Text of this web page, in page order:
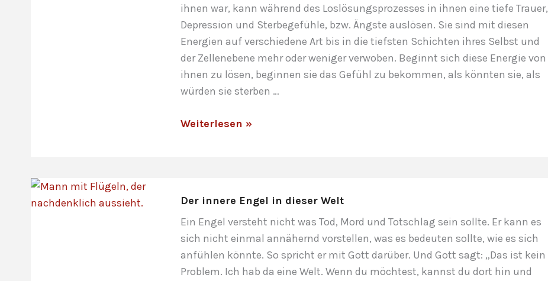
ihnen war, kann während des Loslösungsprozesses in ihnen eine tiefe Trauer,
Depression und Sterbegefühle, bzw. Ängste auslösen. Sie sind mit diesen
Energien auf verschiedene Art bis in die tiefsten Schichten ihres Selbst und
der Zellenebene mehr oder weniger verwoben. Beginnt sich diese Energie von
ihnen zu lösen, beginnen sie das Gefühl zu bekommen, als könnten sie, als
würden sie sterben …
Ein
Befreiung
Weiterlesen »
Der innere Engel in dieser Welt
Ein Engel versteht nicht was Tod, Mord und Totschlag sein sollte. Er kann es
sich nicht einmal annähernd vorstellen, was es bedeuten sollte, wie es sich
anfühlen könnte. So spricht er mit Gott darüber. Und Gott sagt: „Das ist kein
Problem. Ich hab da eine Welt. Wenn du möchtest, kannst du dort hin und